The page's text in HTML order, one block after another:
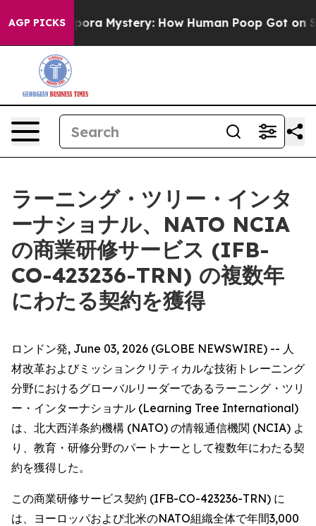
AGP PICKS
Cyclospora Mystery: How Human Poop Got on So
ラーニング・ツリー・インタ
ーナショナル、NATO NCIA
の商業研修サービス (IFB-
CO-423236-TRN) の複数年
にわたる契約を獲得
ロンドン発, June 03, 2026 (GLOBE NEWSWIRE) -- 人
材改革およびミッションクリティカルな技術トレーニング
分野におけるグローバルリーダーであるラーニング・ツリ
ー・インターナショナル (Learning Tree International)
は、北大西洋条約機構 (NATO) の情報通信機関 (NCIA) よ
り、教育・研修分野のパートナーとして複数年にわたる契
約を獲得した。
この商業研修サービス契約 (IFB-CO-423236-TRN) に
は、ヨーロッパおよび北米のNATO組織全体で年間3,000